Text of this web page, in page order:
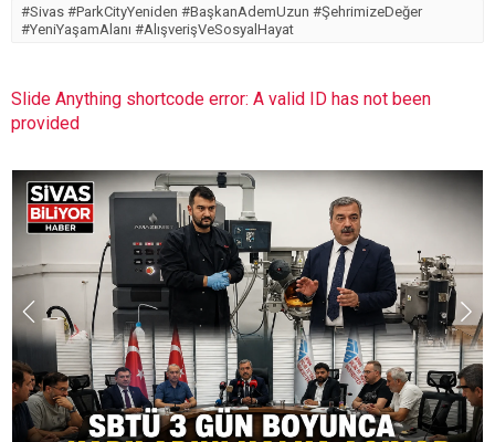
#Sivas #ParkCityYeniden #BaşkanAdemUzun #ŞehrimizeDeğer
#YeniYaşamAlanı #AlışverişVeSosyalHayat
Slide Anything shortcode error: A valid ID has not been
provided